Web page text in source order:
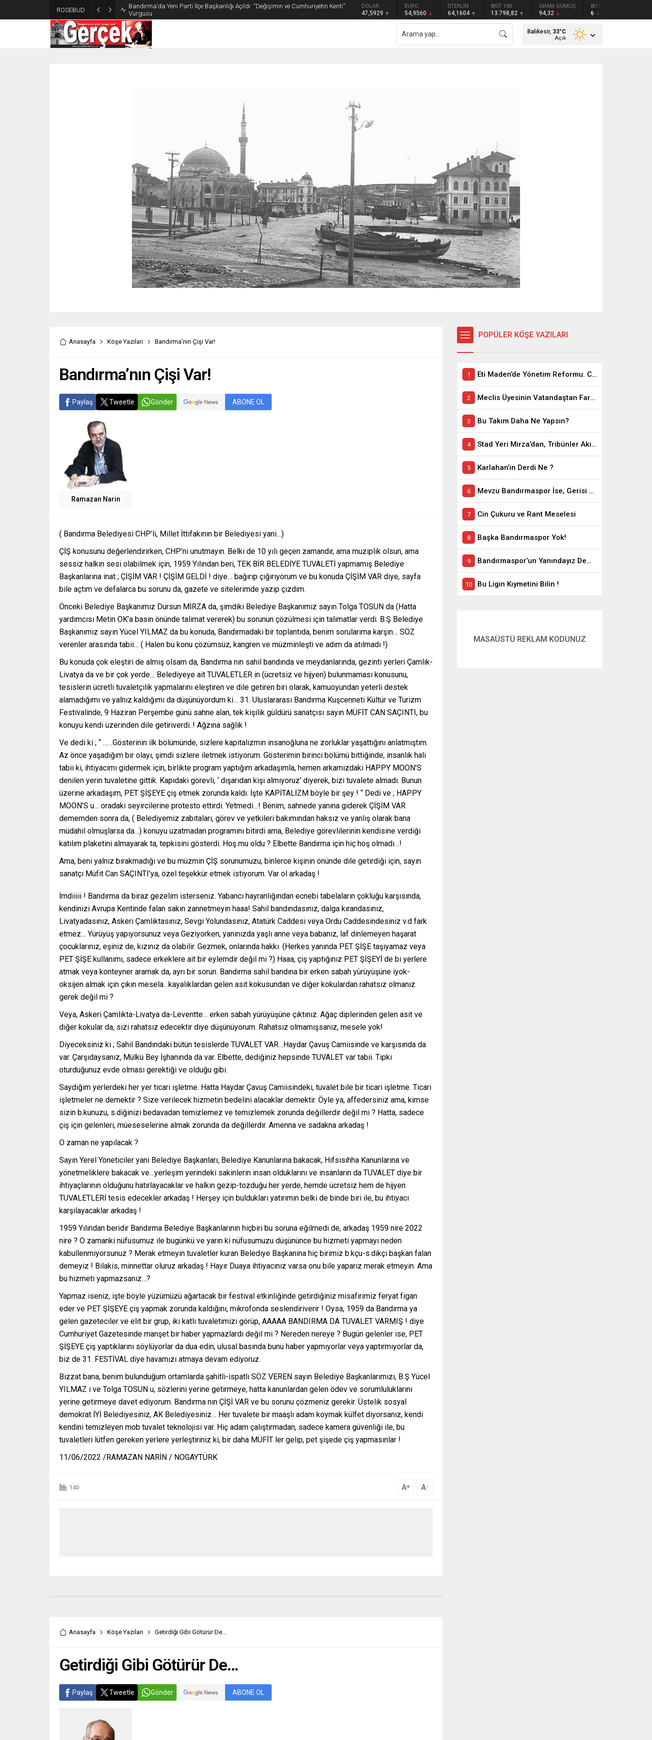
ROSEBUD
Bandırma’da Yeni Parti İlçe Başkanlığı Açıldı: “Değişimin ve Cumhuriyetin Kenti”
Vurgusu
GRAM ALTIN DOLAR
47,5929
EURO
54,9560
STERLİN
64,1604
BIST 100
13.798,82
GRAM GÜMÜŞ
94,32
BITCOIN
₺
Balıkesir, 33°C
Açık
Anasayfa Köşe Yazıları Bandırma’nın Çişi Var!
Bandırma’nın Çişi Var!
Paylaş Tweetle Gönder ABONE OL
Ramazan Narin
( Bandırma Belediyesi CHP’li, Millet İttifakının bir Belediyesi yani…)
ÇİŞ konusunu değerlendirirken, CHP’ni unutmayın. Belki de 10 yılı geçen zamandır, ama muziplik olsun, ama
sessiz halkın sesi olabilmek için, 1959 Yılından beri, TEK BİR BELEDİYE TUVALETİ yapmamış Belediye
Başkanlarına inat ; ÇİŞİM VAR ! ÇİŞİM GELDİ ! diye… bağırıp çığırıyorum ve bu konuda ÇİŞİM VAR diye, sayfa
bile açtım ve defalarca bu sorunu da, gazete ve sitelerimde yazıp çizdim.
Önceki Belediye Başkanımız Dursun MİRZA da, şimdiki Belediye Başkanımız sayın Tolga TOSUN da (Hatta
yardımcısı Metin OK’a basın önünde talimat vererek) bu sorunun çözülmesi için talimatlar verdi. B.Ş Belediye
Başkanımız sayın Yücel YILMAZ da bu konuda, Bandırmadaki bir toplantıda, benim sorularıma karşın… SÖZ
verenler arasında tabii… ( Halen bu konu çözümsüz, kangren ve müzminleşti ve adım da atılmadı !)
Bu konuda çok eleştiri de almış olsam da, Bandırma nın sahil bandında ve meydanlarında, gezinti yerleri Çamlık-
Livatya da ve bir çok yerde… Belediyeye ait TUVALETLER in (ücretsiz ve hijyen) bulunmaması konusunu,
tesislerin ücretli tuvaletçilik yapmalarını eleştiren ve dile getiren biri olarak, kamuoyundan yeterli destek
alamadığımı ve yalnız kaldığımı da düşünüyordum ki… 31. Uluslararası Bandırma Kuşcenneti Kültür ve Turizm
Festivalinde, 9 Haziran Perşembe günü sahne alan, tek kişilik güldürü sanatçısı sayın MÜFİT CAN SAÇINTI, bu
konuyu kendi üzerinden dile getiriverdi..! Ağzına sağlık !
Ve dedi ki ; “ ……Gösterinin ilk bölümünde, sizlere kapitalizmin insanoğluna ne zorluklar yaşattığını anlatmıştım.
Az önce yaşadığım bir olayı, şimdi sizlere iletmek istiyorum. Gösterimin birinci bölümü bittiğinde, insanlık hali
tabii ki, ihtiyacımı gidermek için, birlikte program yaptığım arkadaşımla, hemen arkamızdaki HAPPY MOON’S
denilen yerin tuvaletine gittik. Kapıdaki görevli, ‘ dışarıdan kişi almıyoruz’ diyerek, bizi tuvalete almadı. Bunun
üzerine arkadaşım, PET ŞİŞEYE çiş etmek zorunda kaldı. İşte KAPİTALİZM böyle bir şey ! “ Dedi ve ; HAPPY
MOON’S u… oradaki seyircilerine protesto ettirdi. Yetmedi…! Benim, sahnede yanına giderek ÇİŞİM VAR
dememden sonra da, ( Belediyemiz zabıtaları, görev ve yetkileri bakımından haksız ve yanlış olarak bana
müdahil olmuşlarsa da…) konuyu uzatmadan programını bitirdi ama, Belediye görevlilerinin kendisine verdiği
katılım plaketini almayarak ta, tepkisini gösterdi. Hoş mu oldu ? Elbette Bandırma için hiç hoş olmadı…!
Ama, beni yalnız bırakmadığı ve bu müzmin ÇİŞ sorunumuzu, binlerce kişinin önünde dile getirdiği için, sayın
sanatçı Müfit Can SAÇINTI’ya, özel teşekkür etmek istiyorum. Var ol arkadaş !
İmdiiiii ! Bandırma da biraz gezelim isterseniz. Yabancı hayranlığından ecnebi tabelaların çokluğu karşısında,
kendinizi Avrupa Kentinde falan sakın zannetmeyin haaa! Sahil bandındasınız, dalga kırandasınız,
Livatyadasınız, Askeri Çamlıktasınız, Sevgi Yolundasınız, Atatürk Caddesi veya Ordu Caddesindesiniz v.d fark
etmez… Yürüyüş yapıyorsunuz veya Geziyorken, yanınızda yaşlı anne veya babanız, laf dinlemeyen haşarat
çocuklarınız, eşiniz de, kızınız da olabilir. Gezmek, onlarında hakkı. (Herkes yanında PET ŞİŞE taşıyamaz veya
PET ŞİŞE kullanımı, sadece erkeklere ait bir eylemdir değil mi ?) Haaa, çiş yaptığınız PET ŞİŞEYİ de bi yerlere
atmak veya konteyner aramak da, ayrı bir sorun. Bandırma sahil bandına bir erken sabah yürüyüşüne iyok-
oksijen almak için çıkın mesela…kayalıklardan gelen asit kokusundan ve diğer kokulardan rahatsız olmanız
gerek değil mi ?
Veya, Askeri Çamlıkta-Livatya da-Leventte… erken sabah yürüyüşüne çıktınız. Ağaç diplerinden gelen asit ve
diğer kokular da, sizi rahatsız edecektir diye düşünüyorum. Rahatsız olmamışsanız, mesele yok!
Diyeceksiniz ki ; Sahil Bandındaki bütün tesislerde TUVALET VAR…Haydar Çavuş Camiisinde ve karşısında da
var. Çarşıdaysanız, Mülkü Bey İşhanında da var. Elbette, dediğiniz hepsinde TUVALET var tabii. Tıpkı
oturduğunuz evde olması gerektiği ve olduğu gibi.
Saydığım yerlerdeki her yer ticari işletme. Hatta Haydar Çavuş Camiisindeki, tuvalet bile bir ticari işletme. Ticari
işletmeler ne demektir ? Size verilecek hizmetin bedelini alacaklar demektir. Öyle ya, affedersiniz ama, kimse
sizin b.kunuzu, s.diğinizi bedavadan temizlemez ve temizlemek zorunda değillerdir değil mi ? Hatta, sadece
çiş için gelenleri, müeseselerine almak zorunda da değillerdir. Amenna ve sadakna arkadaş !
O zaman ne yapılacak ?
Sayın Yerel Yöneticiler yani Belediye Başkanları, Belediye Kanunlarına bakacak, Hıfsısıhha Kanunlarına ve
yönetmeliklere bakacak ve…yerleşim yerindeki sakinlerin insan olduklarını ve insanların da TUVALET diye bir
ihtiyaçlarının olduğunu hatırlayacaklar ve halkın gezip-tozduğu her yerde, hemde ücretsiz hem de hijyen
TUVALETLERİ tesis edecekler arkadaş ! Herşey için buldukları yatırımın belki de binde biri ile, bu ihtiyacı
karşılayacaklar arkadaş !
1959 Yılından beridir Bandırma Belediye Başkanlarının hiçbiri bu soruna eğilmedi de, arkadaş 1959 nire 2022
nire ? O zamanki nüfusumuz ile bugünkü ve yarın ki nüfusumuzu düşününce bu hizmeti yapmayı neden
kabullenmiyorsunuz ? Merak etmeyin tuvaletler kuran Belediye Başkanına hiç birimiz b.kçu-s.dikçi başkan falan
demeyiz ! Bilakis, minnettar oluruz arkadaş ! Hayır Duaya ihtiyacınız varsa onu bile yaparız merak etmeyin. Ama
bu hizmeti yapmazsanız…?
Yapmaz iseniz, işte böyle yüzümüzü ağartacak bir festival etkinliğinde getirdiğiniz misafirimiz feryat figan
eder ve PET ŞİŞEYE çiş yapmak zorunda kaldığını, mikrofonda seslendiriverir ! Oysa, 1959 da Bandırma ya
gelen gazeteciler ve elit bir grup, iki katlı tuvaletimizi görüp, AAAAA BANDIRMA DA TUVALET VARMIŞ ! diye
Cumhuriyet Gazetesinde manşet bir haber yapmazlardı değil mi ? Nereden nereye ? Bugün gelenler ise, PET
ŞİŞEYE çiş yaptıklarını söylüyorlar da dua edin, ulusal basında bunu haber yapmıyorlar veya yaptırmıyorlar da,
biz de 31. FESTİVAL diye havamızı atmaya devam ediyoruz.
Bizzat bana, benim bulunduğum ortamlarda şahitli-ispatlı SÖZ VEREN sayın Belediye Başkanlarımızı, B.Ş Yücel
YILMAZ ı ve Tolga TOSUN u, sözlerini yerine getirmeye, hatta kanunlardan gelen ödev ve sorumluluklarını
yerine getirmeye davet ediyorum. Bandırma nın ÇİŞİ VAR ve bu sorunu çözmeniz gerekir. Üstelik sosyal
demokrat İYİ Belediyesiniz, AK Belediyesiniz… Her tuvalete bir maaşlı adam koymak külfet diyorsanız, kendi
kendini temizleyen mob tuvalet teknolojisi var. Hiç adam çalıştırmadan, sadece kamera güvenliği ile, bu
tuvaletleri lütfen gereken yerlere yerleştiriniz ki, bir daha MÜFİT ler gelip, pet şişede çiş yapmasınlar !
11/06/2022 /RAMAZAN NARİN / NOGAYTÜRK
140 A+ A-
Anasayfa Köşe Yazıları Getirdiği Gibi Götürür De…
Getirdiği Gibi Götürür De…
Paylaş Tweetle Gönder ABONE OL
POPÜLER KÖŞE YAZILARI
Eti Maden’de Yönetim Reformu. CEO Modeli’nde Kadro / Taşeron İşçilik Ayrımı Kalkıyor
Meclis Üyesinin Vatandaştan Farkı Ne ?
Bu Takım Daha Ne Yapsın?
Stad Yeri Mirza’dan, Tribünler Akın’dan: Geriye Bakanlık Kaldı.
Karlahan’ın Derdi Ne ?
Mevzu Bandırmaspor İse, Gerisi Teferruattır
Cin Çukuru ve Rant Meselesi
Başka Bandırmaspor Yok!
Bandırmaspor’un Yanındayız Demekle Olmuyor!
Bu Ligin Kıymetini Bilin !
MASAÜSTÜ REKLAM KODUNUZ